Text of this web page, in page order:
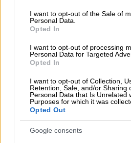
consent section.
I want to opt-out of the Sale of
Personal Data.
Opted In
I want to opt-out of processing
Personal Data for Targeted
Opted In
I want to opt-out of Collection,
Retention, Sale, and/or Sharing
Personal Data that Is Unrelated
Purposes for which it was
Opted Out
Google consents
τηλεπαιχνίδι και τελικά η
εισακούστηκε
επιλογή. Η πρεμιέρα θα
Φεβρουάριο, δεν μπορώ
ακριβή ημερομηνία, αλλά
γυρίσματα», ανέφερε